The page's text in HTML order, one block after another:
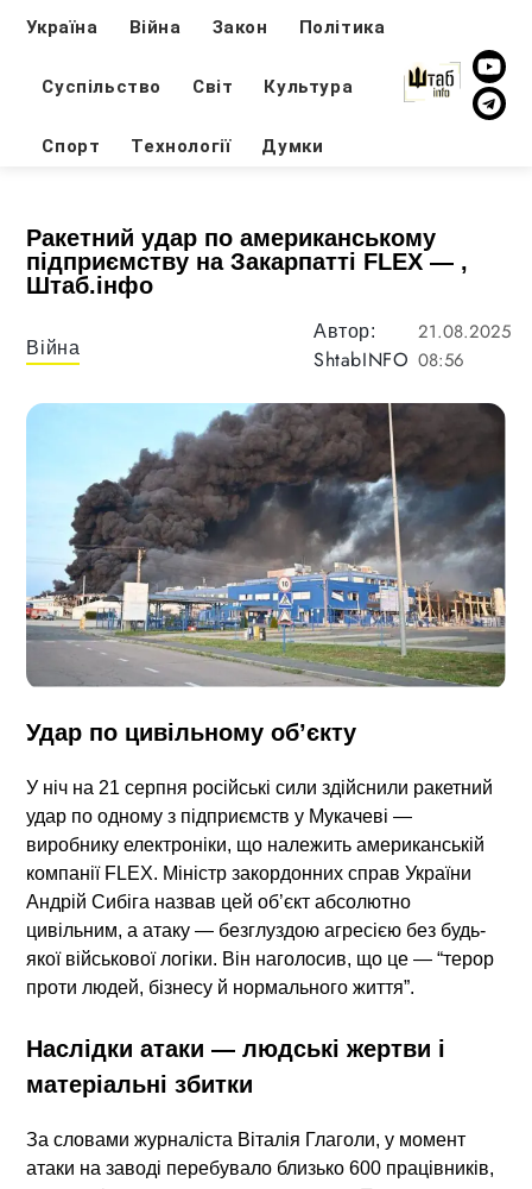
Україна Війна Закон Політика
Суспільство Світ Культура
Спорт Технології Думки
Ракетний удар по американському
підприємству на Закарпатті FLEX — ,
Штаб.інфо
Війна
Автор:
ShtabINFO
21.08.2025
08:56
Удар по цивільному об’єкту
У ніч на 21 серпня російські сили здійснили ракетний
удар по одному з підприємств у Мукачеві —
виробнику електроніки, що належить американській
компанії FLEX. Міністр закордонних справ України
Андрій Сибіга назвав цей об’єкт абсолютно
цивільним, а атаку — безглуздою агресією без будь-
якої військової логіки. Він наголосив, що це — “терор
проти людей, бізнесу й нормального життя”.
Наслідки атаки — людські жертви і
матеріальні збитки
За словами журналіста Віталія Глаголи, у момент
атаки на заводі перебувало близько600 працівників,